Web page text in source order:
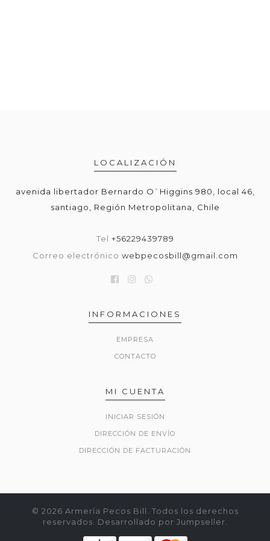
LOCALIZACIÓN
avenida libertador Bernardo O`Higgins 980, local 46,
santiago, Región Metropolitana, Chile
Tel +56229439789
Correo electrónico webpecosbill@gmail.com
INFORMACIONES
EMPRESA
CONTACTO
MI CUENTA
INICIAR SESIÓN
DIRECCIÓN DE ENVÍO
DIRECCIÓN DE FACTURACIÓN
© 2026 Armería Pecos Bill. Todos los derechos
reservados. Desarrollado por Jumpseller